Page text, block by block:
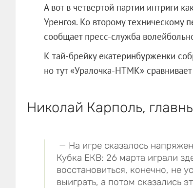
А вот в четвертой партии интриги
Уренгоя. Ко второму техническому
сообщает пресс-служба
К тай-брейку екатеринбурженки
но тут «Уралочка-НТМК»
Николай Карполь,
— На игре сказалось
Кубка ЕКВ: 26 марта играли
восстановиться, конечно, не
выиграть, а потом сказались